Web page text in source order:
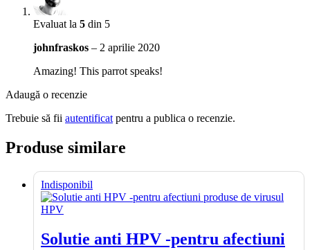
Evaluat la 5 din 5
johnfraskos – 2 aprilie 2020
Amazing! This parrot speaks!
Adaugă o recenzie
Trebuie să fii autentificatpentru a publica o recenzie.
Produse similare
Indisponibil
Solutie anti HPV -pentru afectiuni